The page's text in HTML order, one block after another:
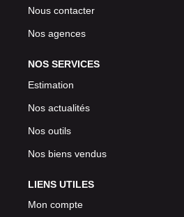
Nous contacter
Nos agences
NOS SERVICES
Estimation
Nos actualités
Nos outils
Nos biens vendus
LIENS UTILES
Mon compte